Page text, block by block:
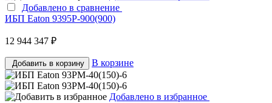
Добавлено в сравнение
ИБП Eaton 9395P-900(900)
12 944 347 ₽
Добавить в корзину В корзине
Добавлено в избранное